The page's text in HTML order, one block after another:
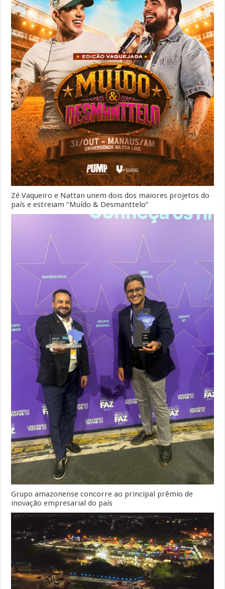
Zé Vaqueiro e Nattan unem dois dos maiores projetos do
país e estreiam “Muído & Desmanttelo”
Grupo amazonense concorre ao principal prêmio de
inovação empresarial do país